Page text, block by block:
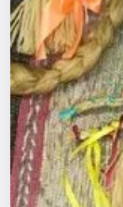
События
Города
Площадки
Артисты
Рейтинги